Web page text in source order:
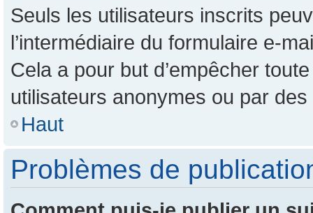
Seuls les utilisateurs inscrits
l’intermédiaire du formulaire e-
Cela a pour but d’empêcher
utilisateurs anonymes ou par
Haut
Problèmes de